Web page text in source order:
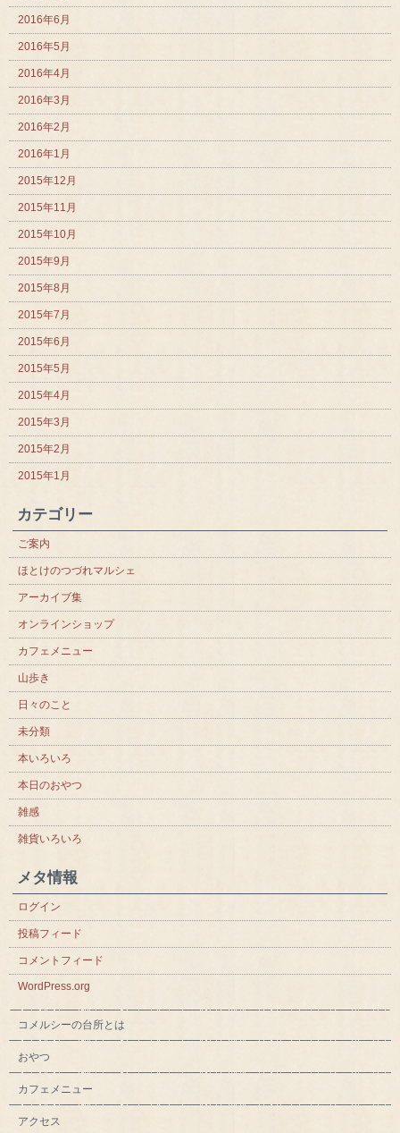
2016年6月
2016年5月
2016年4月
2016年3月
2016年2月
2016年1月
2015年12月
2015年11月
2015年10月
2015年9月
2015年8月
2015年7月
2015年6月
2015年5月
2015年4月
2015年3月
2015年2月
2015年1月
カテゴリー
ご案内
ほとけのつづれマルシェ
アーカイブ集
オンラインショップ
カフェメニュー
山歩き
日々のこと
未分類
本いろいろ
本日のおやつ
雑感
雑貨いろいろ
メタ情報
ログイン
投稿フィード
コメントフィード
WordPress.org
コメルシーの台所とは
おやつ
カフェメニュー
アクセス